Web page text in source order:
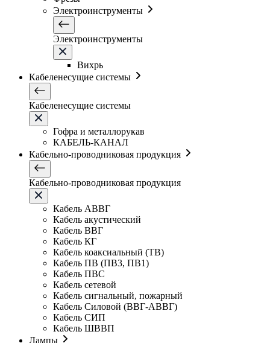
Электроинструменты
Электроинструменты
Вихрь
Кабеленесущие системы
Кабеленесущие системы
Гофра и металлорукав
КАБЕЛЬ-КАНАЛ
Кабельно-проводниковая продукция
Кабельно-проводниковая продукция
Кабель АВВГ
Кабель акустический
Кабель ВВГ
Кабель КГ
Кабель коаксиальный (ТВ)
Кабель ПВ (ПВ3, ПВ1)
Кабель ПВС
Кабель сетевой
Кабель сигнальный, пожарный
Кабель Силовой (ВВГ-АВВГ)
Кабель СИП
Кабель ШВВП
Лампы